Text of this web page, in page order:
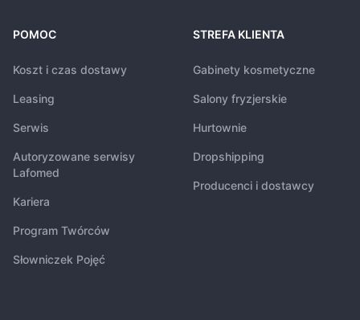
POMOC
Koszt i czas dostawy
Leasing
Serwis
Autoryzowane serwisy
Lafomed
Kariera
Program Twórców
Słowniczek Pojęć
STREFA KLIENTA
Gabinety kosmetyczne
Salony fryzjerskie
Hurtownie
Dropshipping
Producenci i dostawcy